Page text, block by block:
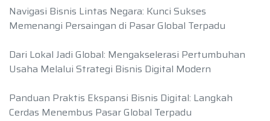
Navigasi Bisnis Lintas Negara: Kunci Sukses
Memenangi Persaingan di Pasar Global Terpadu
Dari Lokal Jadi Global: Mengakselerasi Pertumbuhan
Usaha Melalui Strategi Bisnis Digital Modern
Panduan Praktis Ekspansi Bisnis Digital: Langkah
Cerdas Menembus Pasar Global Terpadu